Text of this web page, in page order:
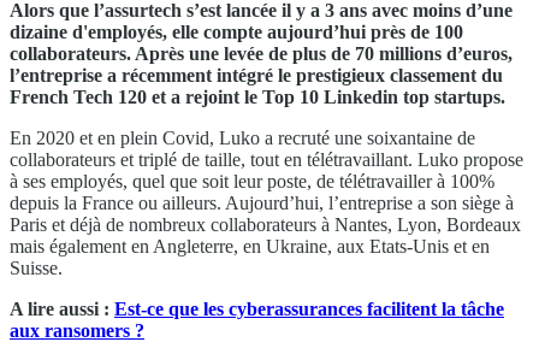
Alors que l’assurtech s’est lancée il y a 3 ans avec moins d’une
dizaine d'employés, elle compte aujourd’hui près de 100
collaborateurs. Après une levée de plus de 70 millions d’euros,
l’entreprise a récemment intégré le prestigieux classement du
French Tech 120 et a rejoint le Top 10 Linkedin top startups.
En 2020 et en plein Covid, Luko a recruté une soixantaine de
collaborateurs et triplé de taille, tout en télétravaillant. Luko propose
à ses employés, quel que soit leur poste, de télétravailler à 100%
depuis la France ou ailleurs. Aujourd’hui, l’entreprise a son siège à
Paris et déjà de nombreux collaborateurs à Nantes, Lyon, Bordeaux
mais également en Angleterre, en Ukraine, aux Etats-Unis et en
Suisse.
A lire aussi : Est-ce que les cyberassurances facilitent la tâche
aux ransomers ?